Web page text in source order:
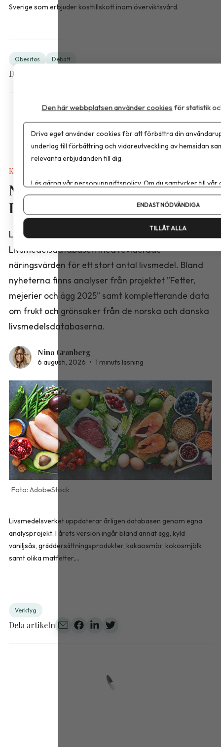
Sverige som erbjuder kosttillskott inom överviktsvård.
Obesitas Debatt
Dela artikeln
Kalkyler & Verktyg
Nya näringsvärden i
Livsmedelsdatabasen
Livsmedelsverket har publicerat en ny version av
Livsmedelsdatabasen med reviderade
näringsvärden för ett stort antal livsmedel. Bland
nyheterna finns analyser från projektet ”Fetter,
mejerier och ägg 2025” samt kompletterande data
om frukt och grönsaker från de norska och danska
livsmedelsdatabaserna.
Nina Granberg
6 augusti, 2026 • 1 minuts läsning
AdobeStock
Livsmedelsverket uppdaterar årligen databasen genom egna
analysprojekt. I årets version ingår bland annat ägg, kyld
vaniljsås, gräddersättningsprodukter, kakaosmör, kokosmjölk
samt olika matfetter,...
Verktyg
Dela artikeln
Den här webbplatsen använder cookies för statistik
Driva eget använder cookies för att förbättra din
underlag till förbättring och vidareutveckling av hemsidan
relevanta erbjudanden till dig.
Läs gärna vårpersonuppgiftspolicy. Om du samtycker till vår
Om du vill ändra ditt val i efterhand hittar du den möjligheten
ENDAST NÖDVÄNDIGA
TILLÅT ALLA